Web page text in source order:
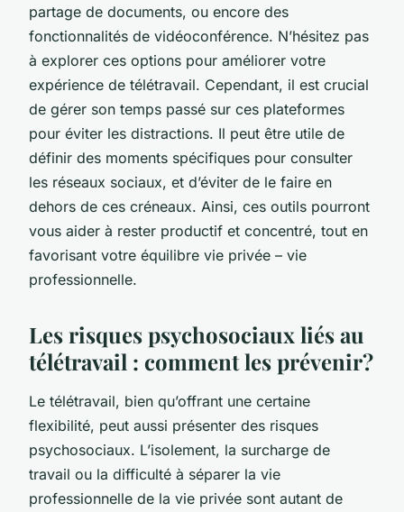
partage de documents, ou encore des
fonctionnalités de vidéoconférence. N’hésitez pas
à explorer ces options pour améliorer votre
expérience de télétravail. Cependant, il est crucial
de gérer son temps passé sur ces plateformes
pour éviter les distractions. Il peut être utile de
définir des moments spécifiques pour consulter
les réseaux sociaux, et d’éviter de le faire en
dehors de ces créneaux. Ainsi, ces outils pourront
vous aider à rester productif et concentré, tout en
favorisant votre équilibre vie privée – vie
professionnelle.
Les risques psychosociaux liés au
télétravail : comment les prévenir?
Le télétravail, bien qu’offrant une certaine
flexibilité, peut aussi présenter des risques
psychosociaux. L’isolement, la surcharge de
travail ou la difficulté à séparer la vie
professionnelle de la vie privée sont autant de